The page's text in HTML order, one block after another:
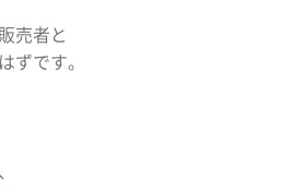
売者と
ずです。